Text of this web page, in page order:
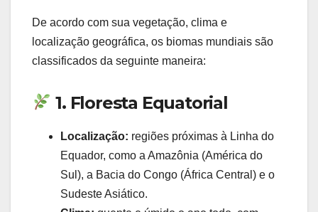
De acordo com sua vegetação, clima e
localização geográfica, os biomas mundiais são
classificados da seguinte maneira:
1. Floresta Equatorial
Localização: regiões próximas à Linha do
Equador, como a Amazônia (América do
Sul), a Bacia do Congo (África Central) e o
Sudeste Asiático.